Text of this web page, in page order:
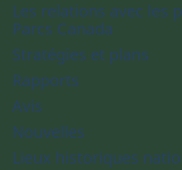
Les relations avec les
Parcs Canada
Stratégies et plans
Rapports
Avis
Nouvelles
Lieux historiques